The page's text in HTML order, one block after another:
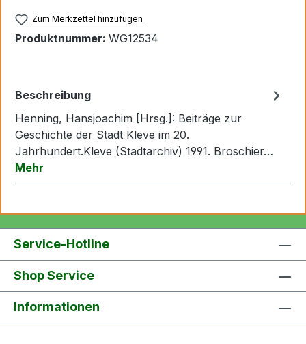
Zum Merkzettel hinzufügen
Produktnummer: WG12534
Beschreibung
Henning, Hansjoachim [Hrsg.]: Beiträge zur
Geschichte der Stadt Kleve im 20.
Jahrhundert.Kleve (Stadtarchiv) 1991. Broschier…
Mehr
Service-Hotline
Shop Service
Informationen